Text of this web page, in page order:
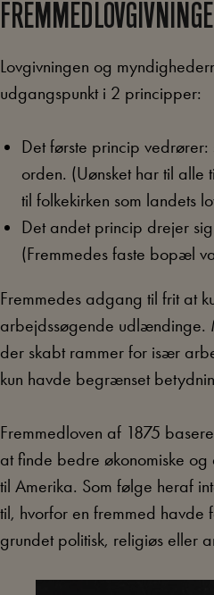
Lovgivningen og
udgangspunkt i 2 principper:
Det første princip
orden. (Uønsket har til
til folkekirken som landets
Det andet princip drejer
(Fremmedes faste bopæl
Fremmedes adgang til frit at
arbejdssøgende udlændinge.
der skabt rammer for især
kun havde begrænset
Fremmedloven af 1875
at finde bedre økonomiske
til Amerika. Som følge heraf
til, hvorfor en fremmed havde
grundet politisk, religiøs eller